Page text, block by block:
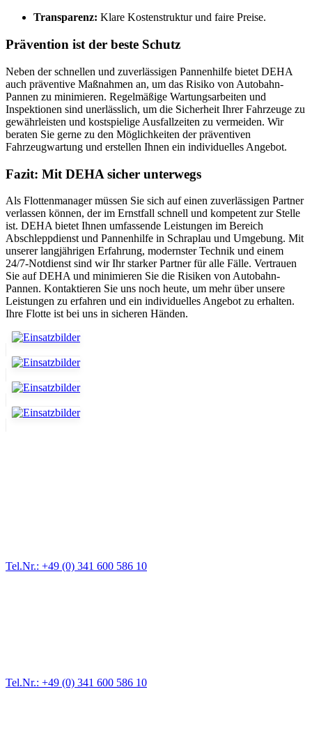
Transparenz: Klare Kostenstruktur und faire Preise.
Prävention ist der beste Schutz
Neben der schnellen und zuverlässigen Pannenhilfe bietet DEHA
auch präventive Maßnahmen an, um das Risiko von Autobahn-
Pannen zu minimieren. Regelmäßige Wartungsarbeiten und
Inspektionen sind unerlässlich, um die Sicherheit Ihrer Fahrzeuge zu
gewährleisten und kostspielige Ausfallzeiten zu vermeiden. Wir
beraten Sie gerne zu den Möglichkeiten der präventiven
Fahrzeugwartung und erstellen Ihnen ein individuelles Angebot.
Fazit: Mit DEHA sicher unterwegs
Als Flottenmanager müssen Sie sich auf einen zuverlässigen Partner
verlassen können, der im Ernstfall schnell und kompetent zur Stelle
ist. DEHA bietet Ihnen umfassende Leistungen im Bereich
Abschleppdienst und Pannenhilfe in Schraplau und Umgebung. Mit
unserer langjährigen Erfahrung, modernster Technik und einem
24/7-Notdienst sind wir Ihr starker Partner für alle Fälle. Vertrauen
Sie auf DEHA und minimieren Sie die Risiken von Autobahn-
Pannen. Kontaktieren Sie uns noch heute, um mehr über unsere
Leistungen zu erfahren und ein individuelles Angebot zu erhalten.
Ihre Flotte ist bei uns in sicheren Händen.
Tel.Nr.: +49 (0) 341 600 586 10
Tel.Nr.: +49 (0) 341 600 586 10